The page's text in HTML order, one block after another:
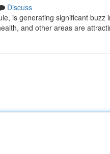
Discuss
is generating significant
and other areas are